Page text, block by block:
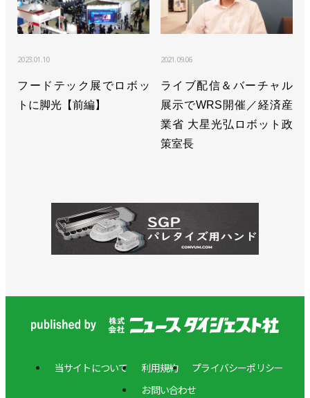
2023.01.10
フードテック展でロボッ
トに脚光【前編】
2021.09.06
ライブ配信＆バーチャル
展示でWRS開催／経済産
業省 大星光弘ロボット政
策室長
当サイトについて 利用規約
プライバシーポリシー
お問い合わせ